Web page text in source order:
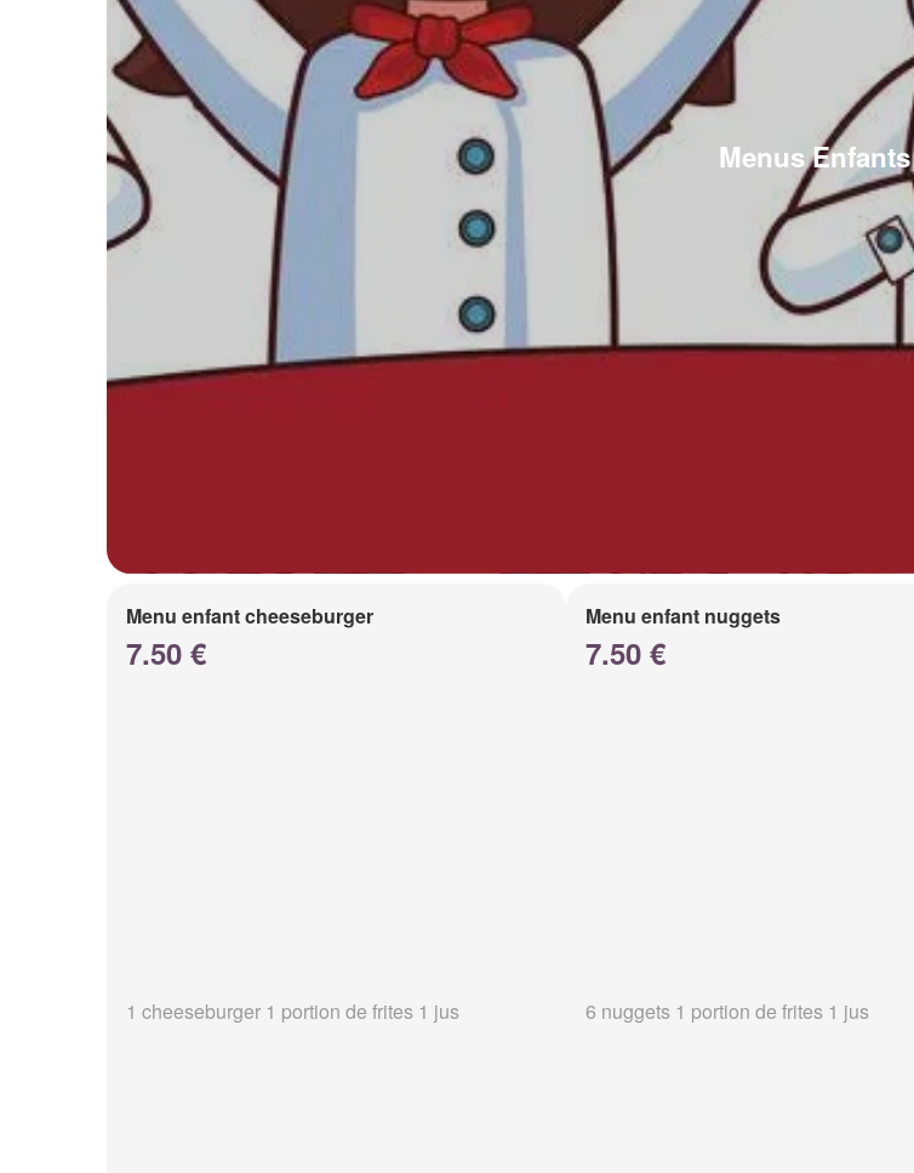
Menus Enfants
Menu enfant cheeseburger
7.50 €
1 cheeseburger 1 portion de frites 1 jus
Menu enfant nuggets
7.50 €
6 nuggets 1 portion de frites 1 jus